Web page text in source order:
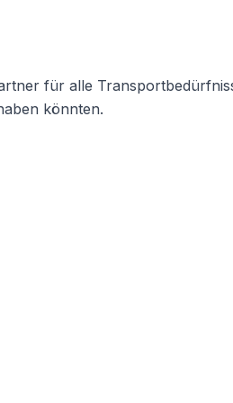
für alle
könnten.